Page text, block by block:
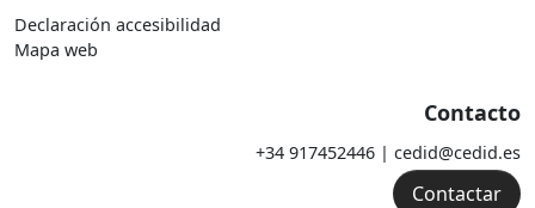
Declaración accesibilidad
Mapa web
Contacto
+34 917452446 | cedid@cedid.es
Contactar